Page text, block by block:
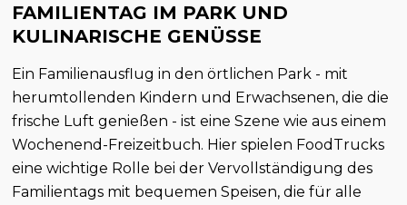
FAMILIENTAG IM PARK UND
KULINARISCHE GENÜSSE
Ein Familienausflug in den örtlichen Park - mit
herumtollenden Kindern und Erwachsenen, die die
frische Luft genießen - ist eine Szene wie aus einem
Wochenend-Freizeitbuch. Hier spielen FoodTrucks
eine wichtige Rolle bei der Vervollständigung des
Familientags mit bequemen Speisen, die für alle